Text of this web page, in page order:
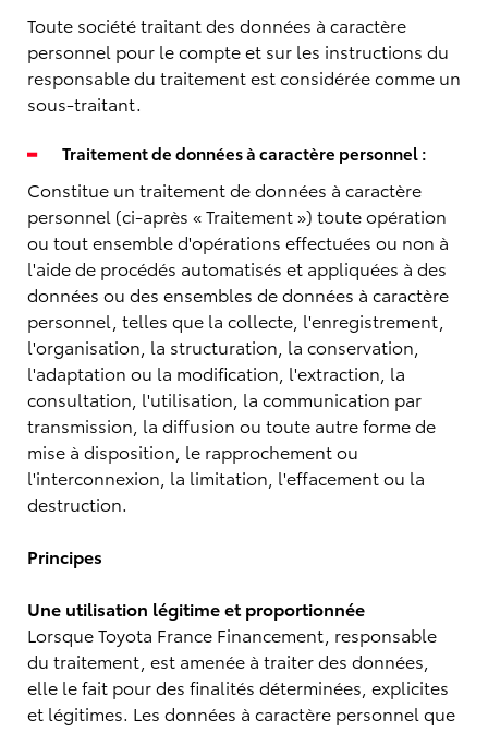
Toute société traitant des données à caractère
personnel pour le compte et sur les instructions du
responsable du traitement est considérée comme un
sous-traitant.
Traitement de données à caractère personnel :
Constitue un traitement de données à caractère
personnel (ci-après « Traitement ») toute opération
ou tout ensemble d'opérations effectuées ou non à
l'aide de procédés automatisés et appliquées à des
données ou des ensembles de données à caractère
personnel, telles que la collecte, l'enregistrement,
l'organisation, la structuration, la conservation,
l'adaptation ou la modification, l'extraction, la
consultation, l'utilisation, la communication par
transmission, la diffusion ou toute autre forme de
mise à disposition, le rapprochement ou
l'interconnexion, la limitation, l'effacement ou la
destruction.
Principes
Une utilisation légitime et proportionnée
Lorsque Toyota France Financement, responsable
du traitement, est amenée à traiter des données,
elle le fait pour des finalités déterminées, explicites
et légitimes. Les données à caractère personnel que